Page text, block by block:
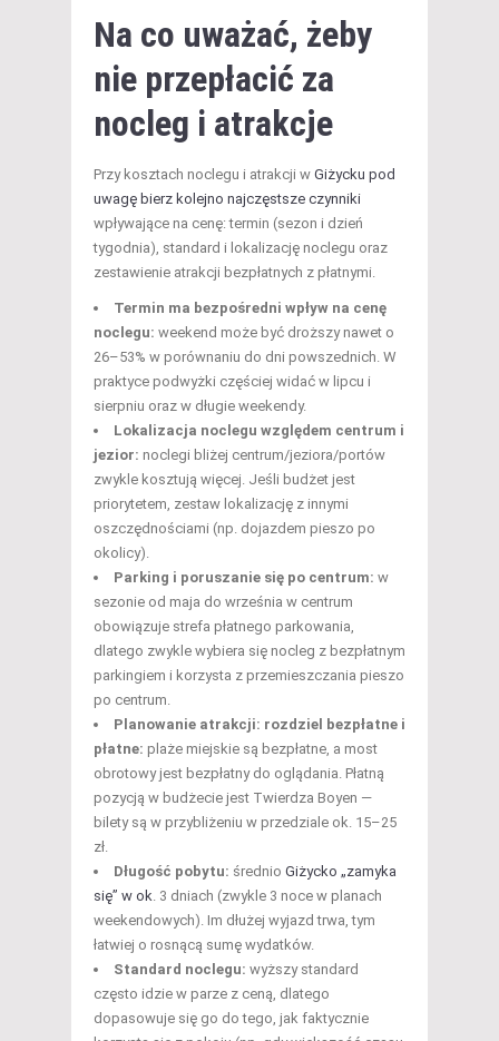
Na co uważać, żeby
nie przepłacić za
nocleg i atrakcje
Przy kosztach noclegu i atrakcji w Giżycku pod
uwagę bierz kolejno najczęstsze czynniki
wpływające na cenę: termin (sezon i dzień
tygodnia), standard i lokalizację noclegu oraz
zestawienie atrakcji bezpłatnych z płatnymi.
Termin ma bezpośredni wpływ na cenę
noclegu: weekend może być droższy nawet o
26–53% w porównaniu do dni powszednich. W
praktyce podwyżki częściej widać w lipcu i
sierpniu oraz w długie weekendy.
Lokalizacja noclegu względem centrum i
jezior: noclegi bliżej centrum/jeziora/portów
zwykle kosztują więcej. Jeśli budżet jest
priorytetem, zestaw lokalizację z innymi
oszczędnościami (np. dojazdem pieszo po
okolicy).
Parking i poruszanie się po centrum: w
sezonie od maja do września w centrum
obowiązuje strefa płatnego parkowania,
dlatego zwykle wybiera się nocleg z bezpłatnym
parkingiem i korzysta z przemieszczania pieszo
po centrum.
Planowanie atrakcji: rozdziel bezpłatne i
płatne: plaże miejskie są bezpłatne, a most
obrotowy jest bezpłatny do oglądania. Płatną
pozycją w budżecie jest Twierdza Boyen —
bilety są w przybliżeniu w przedziale ok. 15–25
zł.
Długość pobytu: średnio Giżycko „zamyka
się” w ok . 3 dniach (zwykle 3 noce w planach
weekendowych). Im dłużej wyjazd trwa, tym
łatwiej o rosnącą sumę wydatków.
Standard noclegu: wyższy standard
często idzie w parze z ceną, dlatego
dopasowuje się go do tego, jak faktycznie